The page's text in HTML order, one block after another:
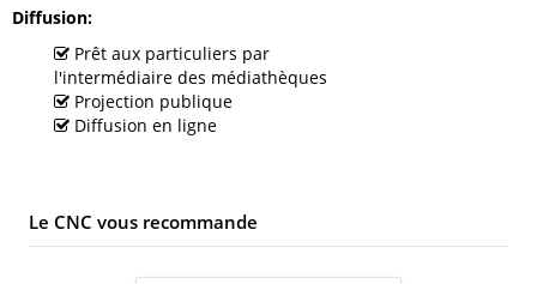
Diffusion
Prêt aux particuliers par
l'intermédiaire des médiathèques
Projection publique
Diffusion en ligne
Le CNC vous recommande